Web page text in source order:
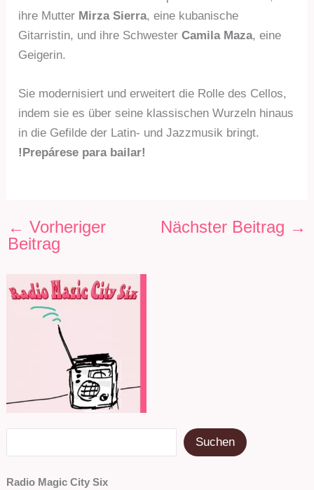
Suchen
Radio Magic City Six
ihre Mutter Mirza Sierra, eine kubanische
Gitarristin, und ihre SchwesterCamila Maza, eine
Geigerin.
Sie modernisiert und erweitert die Rolle des Cellos,
indem sie es über seine klassischen Wurzeln hinaus
in die Gefilde der Latin- und Jazzmusik bringt.
!Prepárese para bailar!
← Vorheriger
Beitrag
Nächster Beitrag →